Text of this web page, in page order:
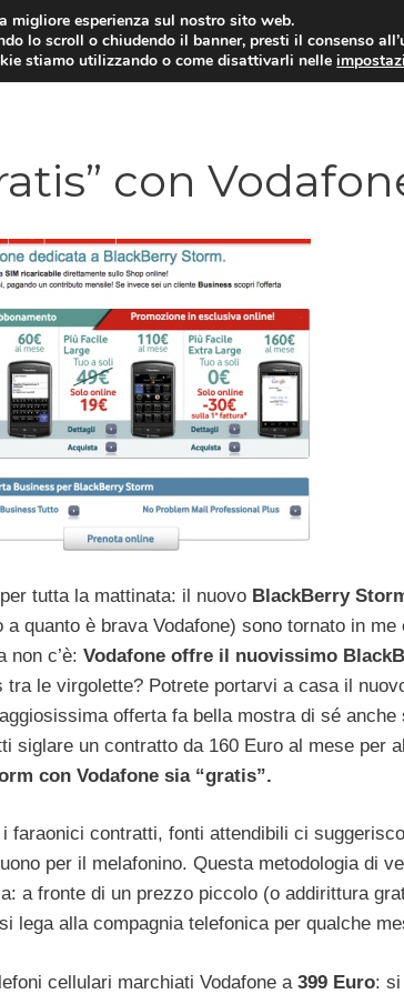
TARIFFE E
con
tutta la mattinata: il nuovo BlackBerry
quanto è brava Vodafone) sono tornato in me
non c’è: Vodafone offre il nuovissimo
le virgolette? Potrete portarvi a casa il
offerta fa bella mostra di sé anche
siglare un contratto da 160 Euro al mese per
con Vodafone sia “gratis”.
faraonici contratti, fonti attendibili ci
per il melafonino. Questa metodologia di
a fronte di un prezzo piccolo (o addirittura
lega alla compagnia telefonica per qualche
cellulari marchiati Vodafone a 399 Euro: si
esperienza sul nostro sito web.
lo scroll o chiudendo il banner, presti il consenso
stiamo utilizzando o come disattivarli nelle